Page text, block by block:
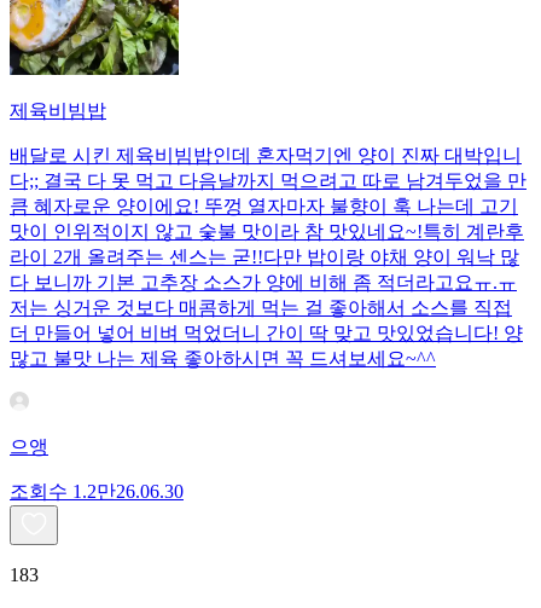
제육비빔밥
배달로 시킨 제육비빔밥인데 혼자먹기엔 양이 진짜 대박입니
다;; 결국 다 못 먹고 다음날까지 먹으려고 따로 남겨두었을 만
큼 혜자로운 양이에요! 뚜껑 열자마자 불향이 훅 나는데 고기
맛이 인위적이지 않고 숯불 맛이라 참 맛있네요~!특히 계란후
라이 2개 올려주는 센스는 굳!! ​다만 밥이랑 야채 양이 워낙 많
다 보니까 기본 고추장 소스가 양에 비해 좀 적더라고요ㅠ.ㅠ
저는 싱거운 것보다 매콤하게 먹는 걸 좋아해서 소스를 직접
더 만들어 넣어 비벼 먹었더니 간이 딱 맞고 맛있었습니다! 양
많고 불맛 나는 제육 좋아하시면 꼭 드셔보세요~^^
으앵
조회수 1.2만26.06.30
183